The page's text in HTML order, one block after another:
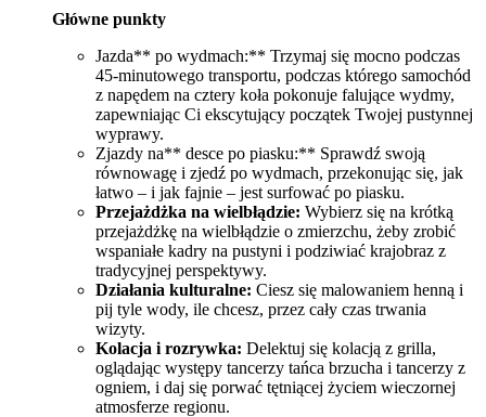
Główne punkty
Jazda** po wydmach:** Trzymaj się mocno podczas
45-minutowego transportu, podczas którego samochód
z napędem na cztery koła pokonuje falujące wydmy,
zapewniając Ci ekscytujący początek Twojej pustynnej
wyprawy.
Zjazdy na** desce po piasku:** Sprawdź swoją
równowagę i zjedź po wydmach, przekonując się, jak
łatwo – i jak fajnie – jest surfować po piasku.
Przejażdżka na wielbłądzie: Wybierz się na krótką
przejażdżkę na wielbłądzie o zmierzchu, żeby zrobić
wspaniałe kadry na pustyni i podziwiać krajobraz z
tradycyjnej perspektywy.
Działania kulturalne: Ciesz się malowaniem henną i
pij tyle wody, ile chcesz, przez cały czas trwania
wizyty.
Kolacja i rozrywka: Delektuj się kolacją z grilla,
oglądając występy tancerzy tańca brzucha i tancerzy z
ogniem, i daj się porwać tętniącej życiem wieczornej
atmosferze regionu.